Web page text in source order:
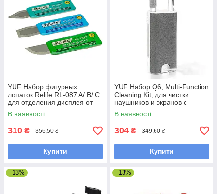
YUF Набор фигурных
лопаток Relife RL-087 A/ B/ C
для отделения дисплея от
рамки, толщина 0.3 мм с
тонкими наконечниками (0.1
В наявності
310 ₴ 356,50 ₴
Купити
YUF Набор Q6, Multi-Function
Cleaning Kit, для чистки
наушников и экранов с
распылителем и щетками
В наявності
304 ₴ 349,60 ₴
Купити
–13% –13%